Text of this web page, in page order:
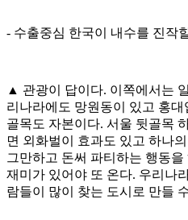
- 수출중심 한국이 내수를 진작
▲ 관광이 답이다. 이쪽에서는
리나라에도 망원동이 있고 홍
골목도 자본이다. 서울 뒷골목
면 외화벌이 효과도 있고 하나
그만하고 돈써 파티하는 행동
재미가 있어야 또 온다. 우리나
람들이 많이 찾는 도시로 만들